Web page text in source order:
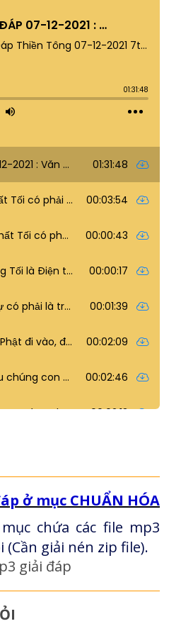
ở mục CHUẨN HÓA
chứa các file mp3
giải nén zip file).
giải đáp